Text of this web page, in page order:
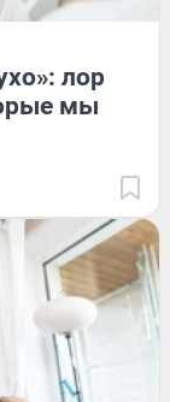
лор
мы